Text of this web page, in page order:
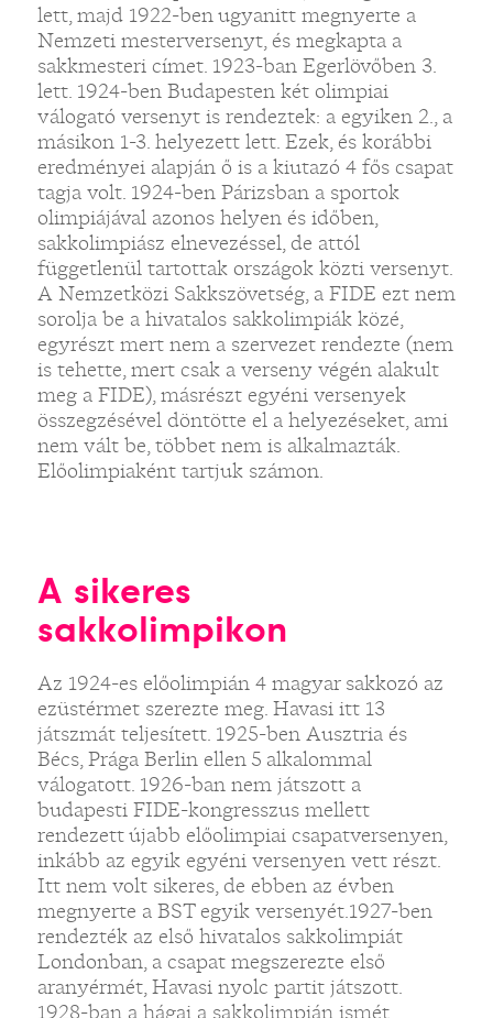
lett, majd 1922-ben ugyanitt megnyerte a
Nemzeti mesterversenyt, és megkapta a
sakkmesteri címet. 1923-ban Egerlövőben 3.
lett. 1924-ben Budapesten két olimpiai
válogató versenyt is rendeztek: a egyiken 2., a
másikon 1-3. helyezett lett. Ezek, és korábbi
eredményei alapján ő is a kiutazó 4 fős csapat
tagja volt. 1924-ben Párizsban a sportok
olimpiájával azonos helyen és időben,
sakkolimpiász elnevezéssel, de attól
függetlenül tartottak országok közti versenyt.
A Nemzetközi Sakkszövetség, a FIDE ezt nem
sorolja be a hivatalos sakkolimpiák közé,
egyrészt mert nem a szervezet rendezte (nem
is tehette, mert csak a verseny végén alakult
meg a FIDE), másrészt egyéni versenyek
összegzésével döntötte el a helyezéseket, ami
nem vált be, többet nem is alkalmazták.
Előolimpiaként tartjuk számon.
A sikeres
sakkolimpikon
Az 1924-es előolimpián 4 magyar sakkozó az
ezüstérmet szerezte meg. Havasi itt 13
játszmát teljesített. 1925-ben Ausztria és
Bécs, Prága Berlin ellen 5 alkalommal
válogatott. 1926-ban nem játszott a
budapesti FIDE-kongresszus mellett
rendezett újabb előolimpiai csapatversenyen,
inkább az egyik egyéni versenyen vett részt.
Itt nem volt sikeres, de ebben az évben
megnyerte a BST egyik versenyét.1927-ben
rendezték az első hivatalos sakkolimpiát
Londonban, a csapat megszerezte első
aranyérmét, Havasi nyolc partit játszott.
1928-ban a hágai a sakkolimpián ismét